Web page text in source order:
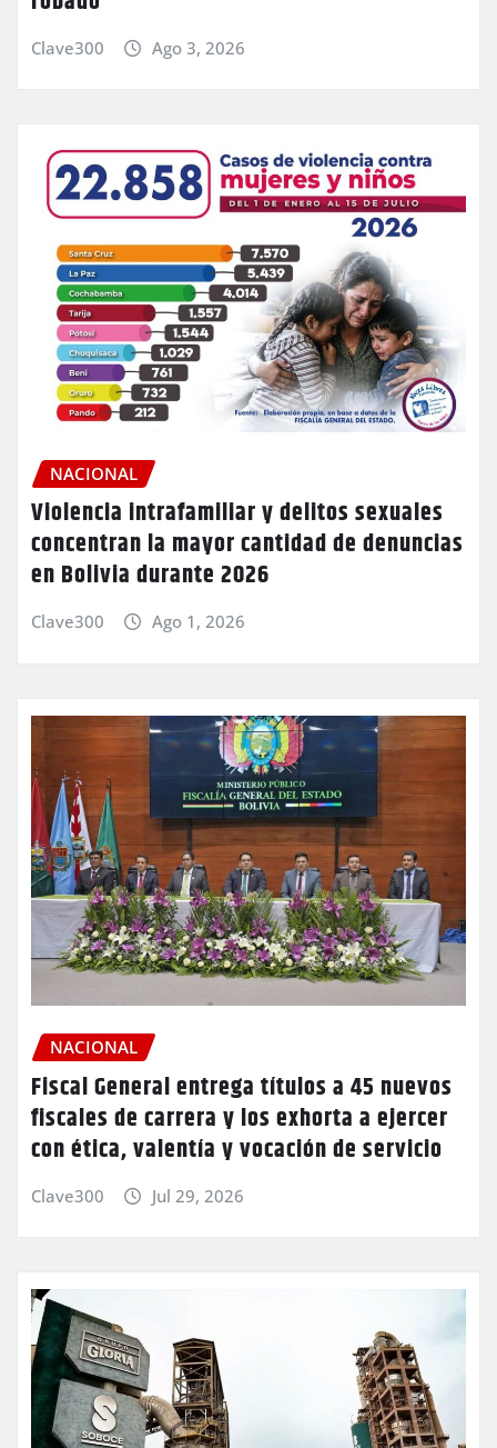
Clave300 Ago 3, 2026
NACIONAL
Violencia intrafamiliar y delitos sexuales
concentran la mayor cantidad de denuncias
en Bolivia durante 2026
Clave300 Ago 1, 2026
NACIONAL
Fiscal General entrega títulos a 45 nuevos
fiscales de carrera y los exhorta a ejercer
con ética, valentía y vocación de servicio
Clave300 Jul 29, 2026